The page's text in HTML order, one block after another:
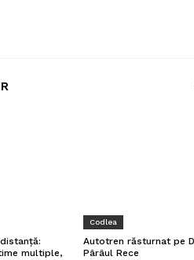
multiple,
Codlea
Autotren răsturnat pe
Pârâul Rece